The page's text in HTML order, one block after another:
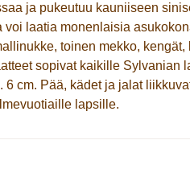
ja pukeutuu kauniiseen
laatia monenlaisia
toinen mekko, kengät,
sopivat kaikille Sylvanian
cm. Pää, kädet ja jalat
lapsille.